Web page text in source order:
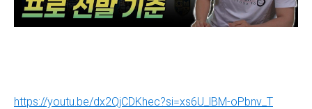
https://youtu.be/dx2QjCDKhec?si=xs6U_lBM-oPbnv_T